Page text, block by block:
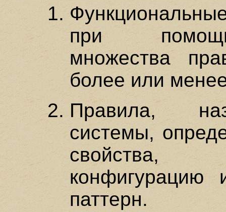
при
множества
более или
Правила,
системы,
свойства,
конфигурацию
паттерн.